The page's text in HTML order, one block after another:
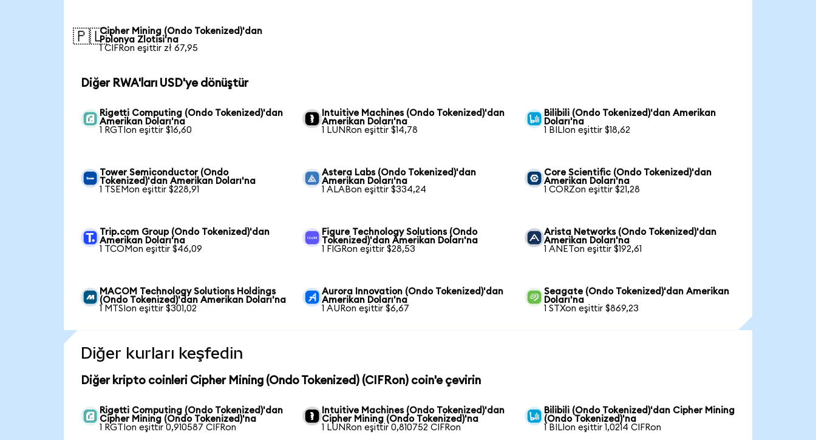
🇵🇱Cipher Mining (Ondo Tokenized)'dan
Polonya Zlotisi'na
1 CIFRon eşittir zł 67,95
Diğer RWA'ları USD'ye dönüştür
Rigetti Computing (Ondo Tokenized)'dan
Amerikan Doları'na
1 RGTIon eşittir $16,60
Intuitive Machines (Ondo Tokenized)'dan
Amerikan Doları'na
1 LUNRon eşittir $14,78
Bilibili (Ondo Tokenized)'dan Amerikan
Doları'na
1 BILIon eşittir $18,62
Tower Semiconductor (Ondo
Tokenized)'dan Amerikan Doları'na
1 TSEMon eşittir $228,91
Astera Labs (Ondo Tokenized)'dan
Amerikan Doları'na
1 ALABon eşittir $334,24
Core Scientific (Ondo Tokenized)'dan
Amerikan Doları'na
1 CORZon eşittir $21,28
Trip.com Group (Ondo Tokenized)'dan
Amerikan Doları'na
1 TCOMon eşittir $46,09
Figure Technology Solutions (Ondo
Tokenized)'dan Amerikan Doları'na
1 FIGRon eşittir $28,53
Arista Networks (Ondo Tokenized)'dan
Amerikan Doları'na
1 ANETon eşittir $192,61
MACOM Technology Solutions Holdings
(Ondo Tokenized)'dan Amerikan Doları'na
1 MTSIon eşittir $301,02
Aurora Innovation (Ondo Tokenized)'dan
Amerikan Doları'na
1 AURon eşittir $6,67
Seagate (Ondo Tokenized)'dan Amerikan
Doları'na
1 STXon eşittir $869,23
Diğer kurları keşfedin
Diğer kripto coinleri Cipher Mining (Ondo Tokenized) (CIFRon) coin'e çevirin
Rigetti Computing (Ondo Tokenized)'dan
Cipher Mining (Ondo Tokenized)'na
1 RGTIon eşittir 0,910587 CIFRon
Intuitive Machines (Ondo Tokenized)'dan
Cipher Mining (Ondo Tokenized)'na
1 LUNRon eşittir 0,810752 CIFRon
Bilibili (Ondo Tokenized)'dan Cipher Mining
(Ondo Tokenized)'na
1 BILIon eşittir 1,0214 CIFRon